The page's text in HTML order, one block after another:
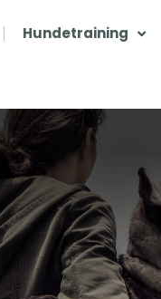
Hundetraining